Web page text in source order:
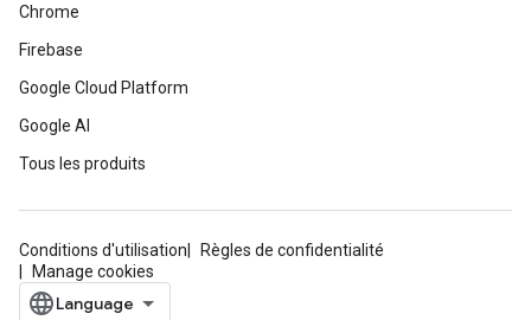
Chrome
Firebase
Google Cloud Platform
Google AI
Tous les produits
Conditions d'utilisation
Règles de confidentialité
Manage cookies